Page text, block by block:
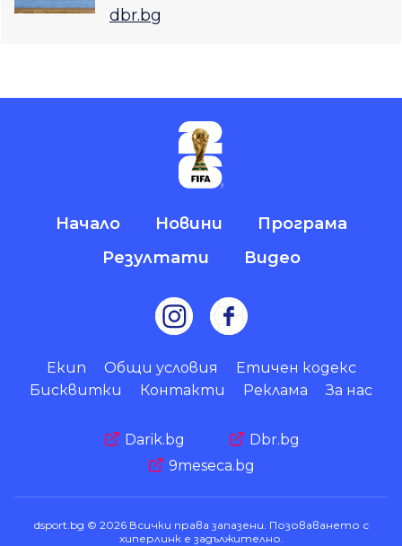
dbr.bg
Начало Новини
Програма
Резултати
Видео
Екип Общи условия
Етичен кодекс
Бисквитки
Контакти Реклама За нас
Darik.bg
Dbr.bg
9meseca.bg
dsport.bg © 2026 Всички права запазени. Позоваването с
хиперлинк е задължително.